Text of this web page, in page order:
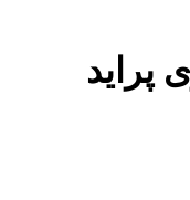
پراید